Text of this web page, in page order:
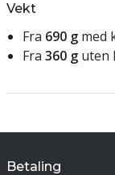
Vekt
Fra 690 g med
Fra 360 g uten
Betaling